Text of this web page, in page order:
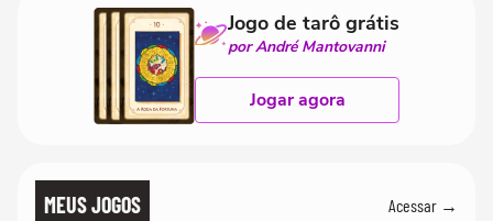
Jogo de tarô grátis
por André Mantovanni
Jogar agora
MEUS JOGOS Acessar →